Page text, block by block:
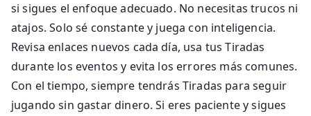
si sigues el enfoque adecuado. No necesitas trucos ni
atajos. Solo sé constante y juega con inteligencia.
Revisa enlaces nuevos cada día, usa tus Tiradas
durante los eventos y evita los errores más comunes.
Con el tiempo, siempre tendrás Tiradas para seguir
jugando sin gastar dinero. Si eres paciente y sigues